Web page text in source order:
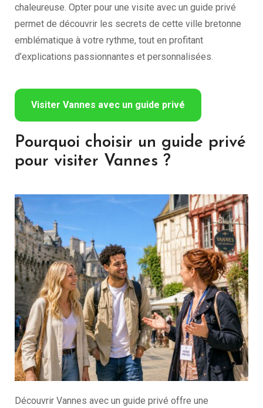
chaleureuse. Opter pour une visite avec un guide privé
permet de découvrir les secrets de cette ville bretonne
emblématique à votre rythme, tout en profitant
d’explications passionnantes et personnalisées.
Visiter Vannes avec un guide privé
Pourquoi choisir un guide privé
pour visiter Vannes ?
Découvrir Vannes avec un guide privé offre une